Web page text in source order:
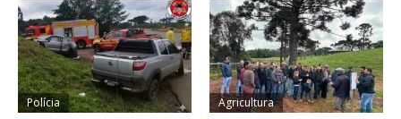
Polícia Agricultura